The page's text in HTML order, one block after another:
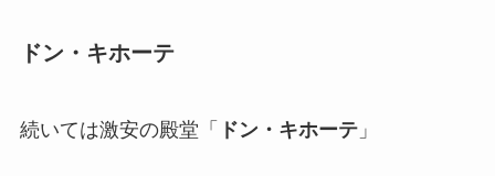
ドン・キホーテ
続いては激安の殿堂「 ドン・キホーテ」